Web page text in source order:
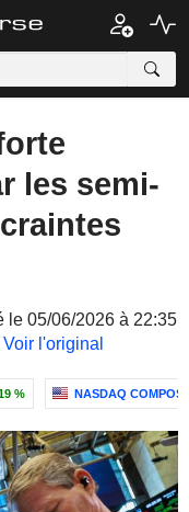
les semi-
le 05/06/2026 à 22:35
Voir l'original
% NASDAQ